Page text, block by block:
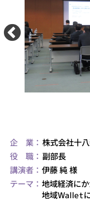
企 業： 株式会社十
役 職： 副部長
講演者： 伊藤 純 様
テーマ： 地域経済に
地域Wallet